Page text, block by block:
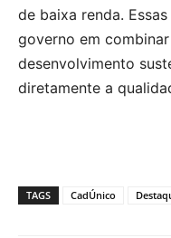
de baixa renda.
governo em
desenvolvimento
diretamente a
TAGS CadÚnico